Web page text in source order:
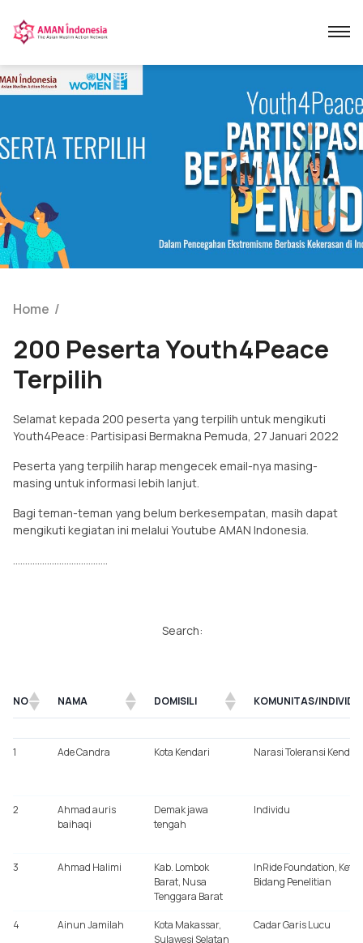
Home /
200 Peserta Youth4Peace
Terpilih
Selamat kepada 200 peserta yang terpilih untuk mengikuti
Youth4Peace: Partisipasi Bermakna Pemuda, 27 Januari 2022
Peserta yang terpilih harap mengecek email-nya masing-
masing untuk informasi lebih lanjut.
Bagi teman-teman yang belum berkesempatan, masih dapat
mengikuti kegiatan ini melalui Youtube AMAN Indonesia.
…………………………………
Search:
NO NAMA DOMISILI KOMUNITAS/INDIVIDU
NO NAMA DOMISILI KOMUNITAS/INDIVIDU
1 Ade Candra Kota Kendari Narasi Toleransi Kendari
2
Ahmad auris
baihaqi
Demak jawa
tengah
Individu
3 Ahmad Halimi
Kab. Lombok
Barat, Nusa
Tenggara Barat
InRide Foundation,
Bidang Penelitian
4 Ainun Jamilah
Kota Makassar,
Sulawesi Selatan
Cadar Garis Lucu